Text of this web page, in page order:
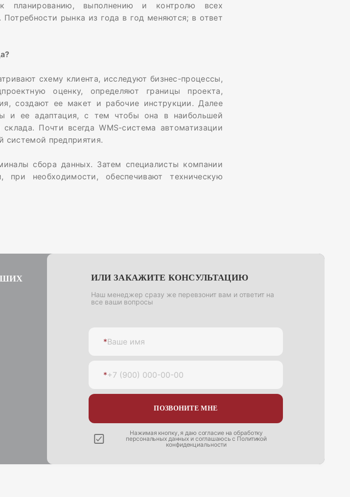
планированию, выполнению и контролю всех
рынка из года в год меняются; в ответ
схему клиента, исследуют бизнес-процессы,
оценку, определяют границы проекта,
создают ее макет и рабочие инструкции. Далее
и ее адаптация, с тем чтобы она в наибольшей
Почти всегда WMS-система автоматизации
системой предприятия.
сбора данных. Затем специалисты компании
необходимости, обеспечивают техническую
ИЛИ ЗАКАЖИТЕ КОНСУЛЬТАЦИЮ
Наш менеджер сразу же перевзонит вам и ответит на
все ваши вопросы
*Ваше имя
*+7 (900) 000-00-00
ПОЗВОНИТЕ МНЕ
Нажимая кнопку, я даю согласие наобработку
персональных данных и соглашаюсь с Политикой
конфиденциальности